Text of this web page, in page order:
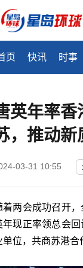
页 快讯 时事
英年率香
，推动新
03-31 10:55
着两会成功召开
年现正率领总会
单位，共商苏港合